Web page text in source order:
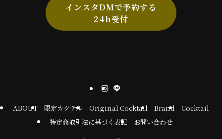
インスタDMで予約する
24h受付
ABOUT 限定カクテル Original Cocktail Brand
Cocktail
特定商取引法に基づく表記
お問い合わせ